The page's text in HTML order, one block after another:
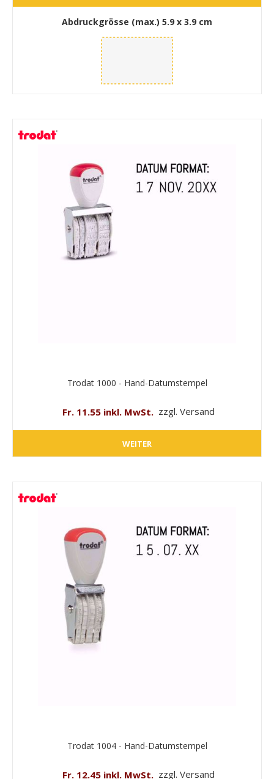
Abdruckgrösse (max.) 5.9 x 3.9 cm
Trodat 1000 - Hand-Datumstempel
Fr. 11.55 inkl. MwSt. zzgl. Versand
WEITER
Trodat 1004 - Hand-Datumstempel
Fr. 12.45 inkl. MwSt. zzgl. Versand